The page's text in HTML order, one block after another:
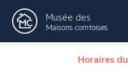
Musée des
Maisons comtoises
Horaires